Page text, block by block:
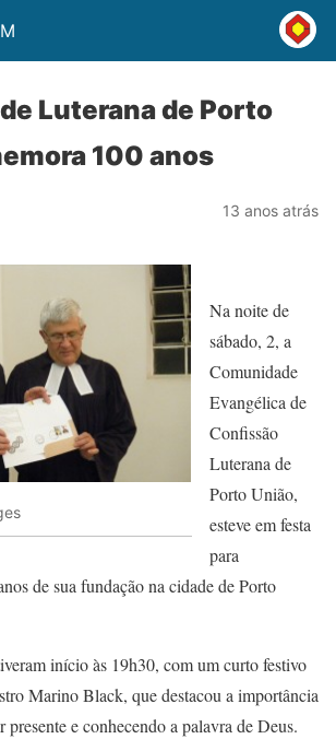
Luterana de Porto
100 anos
13 anos atrás
Na noite de
sábado, 2, a
Comunidade
Evangélica de
Confissão
Luterana de
Porto União,
esteve em festa
para
de sua fundação na cidade de Porto
início às 19h30, com um curto festivo
Marino Black, que destacou a importância
presente e conhecendo a palavra de Deus.